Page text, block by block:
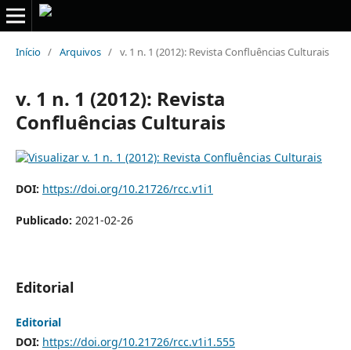
Início / Arquivos / v. 1 n. 1 (2012): Revista Confluências Culturais
v. 1 n. 1 (2012): Revista
Confluências Culturais
DOI: https://doi.org/10.21726/rcc.v1i1
Publicado: 2021-02-26
Editorial
Editorial
DOI: https://doi.org/10.21726/rcc.v1i1.555